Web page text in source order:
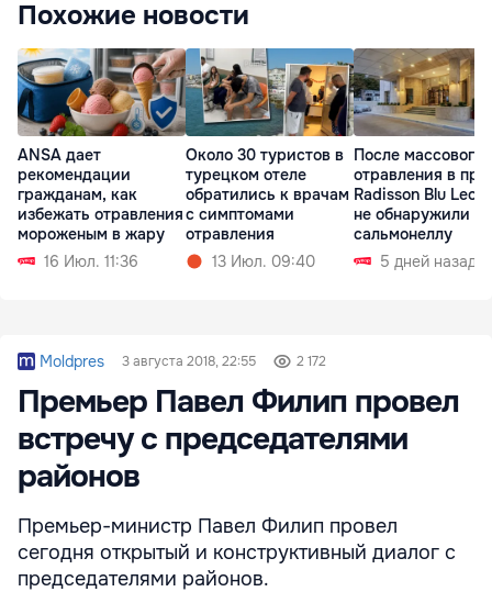
Похожие новости
ANSA дает
рекомендации
гражданам, как
избежать отравления
мороженым в жару
16 Июл. 11:36
Около 30 туристов в
турецком отеле
обратились к врачам
с симптомами
отравления
13 Июл. 09:40
После массового
отравления в
Radisson Blu
не обнаружили
сальмонеллу
5 дней назад
Moldpres 3 августа 2018, 22:55 2 172
Премьер Павел Филип провел
встречу с председателями
районов
Премьер-министр Павел Филип провел
сегодня открытый и конструктивный диалог с
председателями районов.